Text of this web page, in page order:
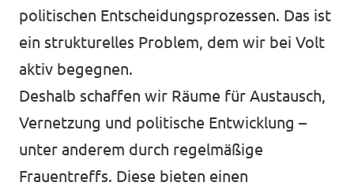
politischen Entscheidungsprozessen. Das ist
ein strukturelles Problem, dem wir bei Volt
aktiv begegnen.
Deshalb schaffen wir Räume für Austausch,
Vernetzung und politische Entwicklung –
unter anderem durch regelmäßige
Frauentreffs. Diese bieten einen